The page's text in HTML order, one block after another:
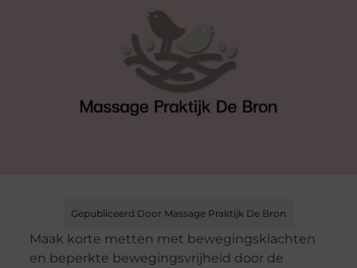
Gepubliceerd Door Massage Praktijk De Bron
Maak korte metten met bewegingsklachten
en beperkte bewegingsvrijheid door de